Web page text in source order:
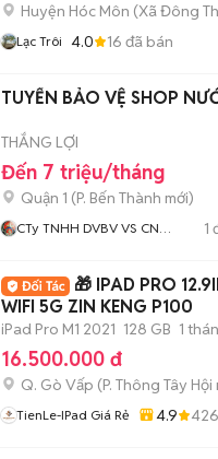
Huyện Hóc Môn (Xã Đông
Lạc Trôi 4.0 16 đã bán
TUYỂN BẢO VỆ SHOP
THẮNG LỢI
Đến 7 triệu/tháng
Quận 1 (P. Bến Thành mới)
CTy TNHH DVBV VS CN
1
🎁 IPAD PRO
WIFI 5G ZIN KENG P100
iPad Pro M1 2021 128 GB 1
16.500.000 đ
Q. Gò Vấp (P. Thông Tây Hội
TienLe-IPad Giá Rẻ 4.9 426